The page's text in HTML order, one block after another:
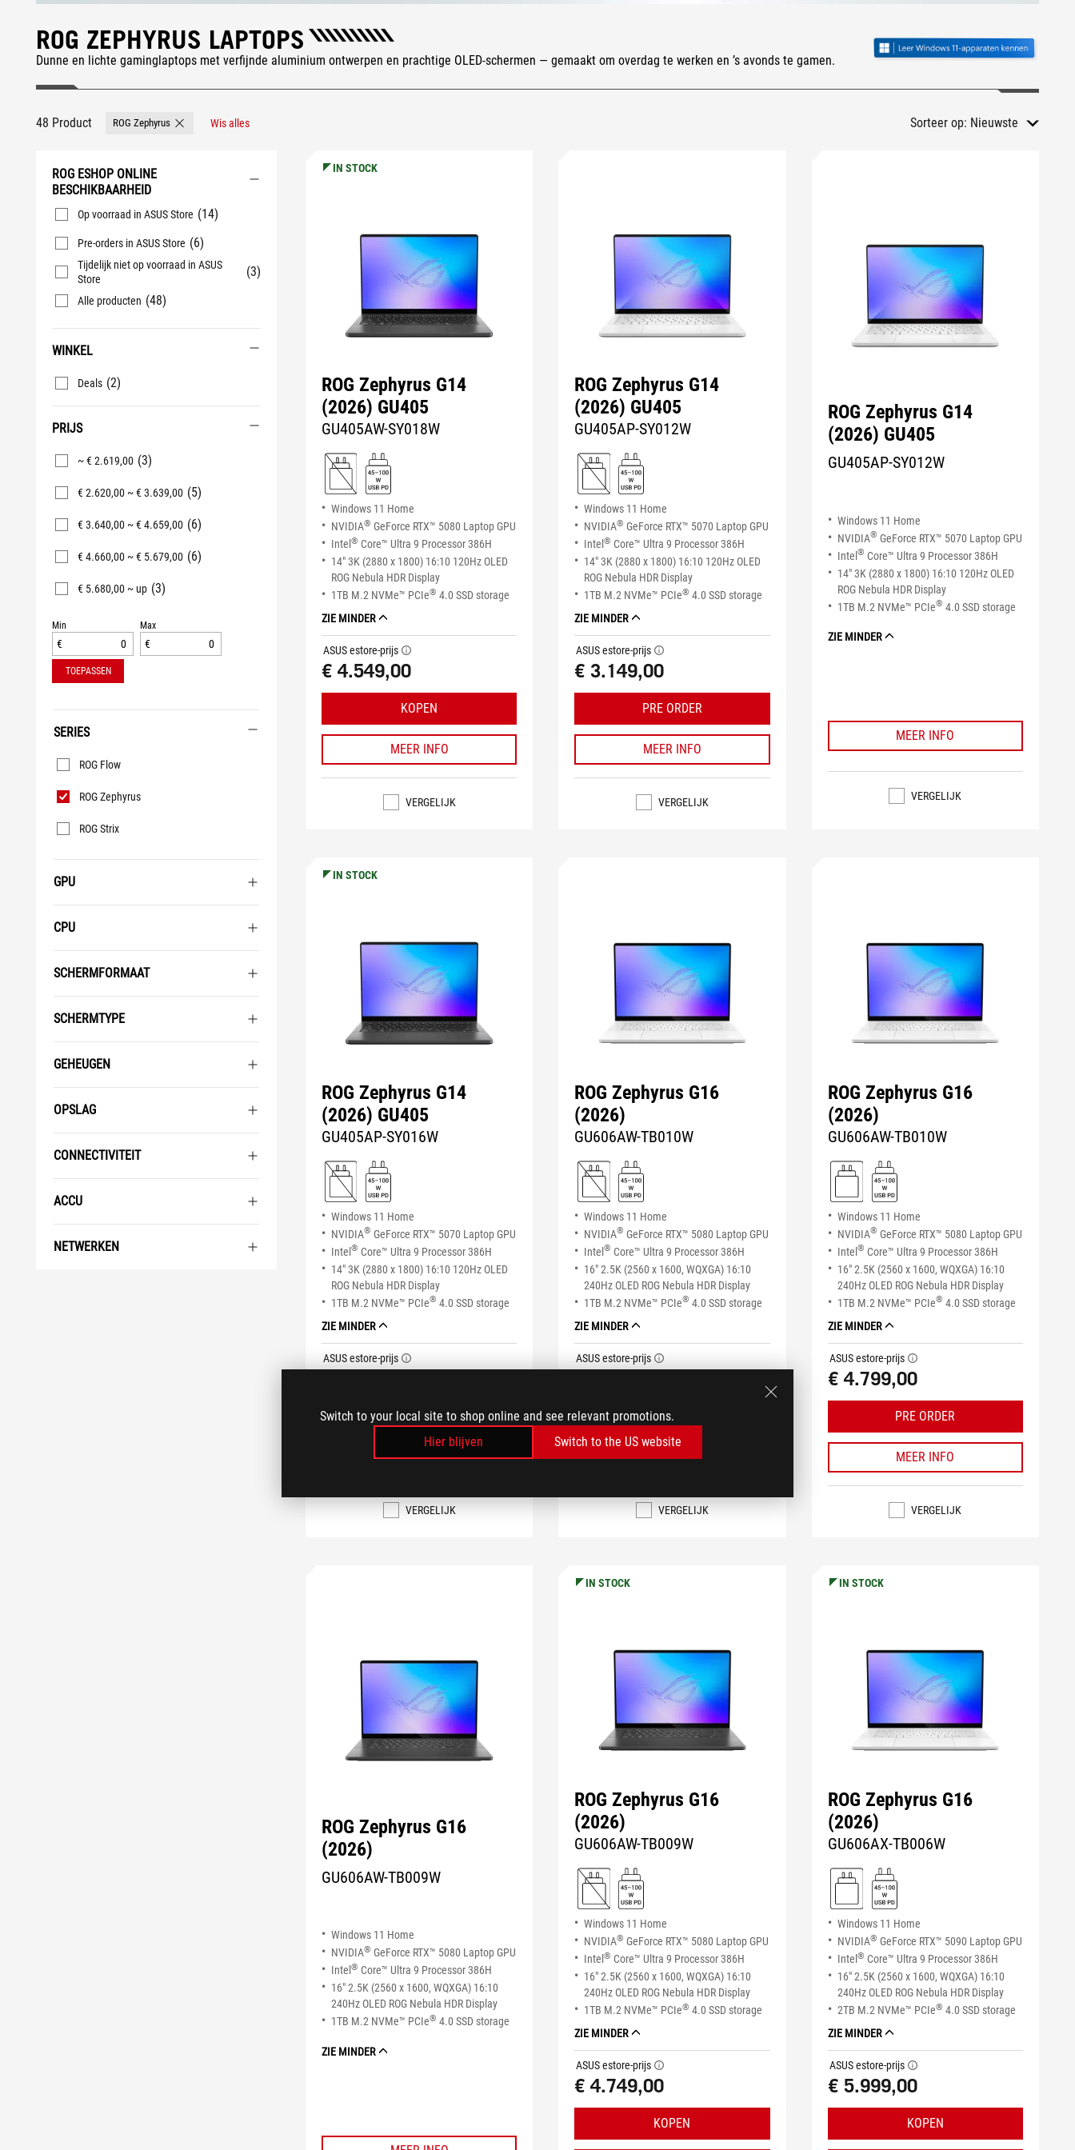
Switch to your local site to shop online and see relevant promotions.
Hier blijven
Switch to the US website
ROG ZEPHYRUS LAPTOPS
Dunne en lichte gaminglaptops met verfijnde aluminium ontwerpen en prachtige OLED-schermen — gemaakt om overdag te werken en ’s avonds te gamen.
48 Product ROG Zephyrus Remove ROG Zephyrus
Wis alles Sorteer op: Nieuwste
ROG ESHOP ONLINE
BESCHIKBAARHEID
Op voorraad in ASUS Store (14)
Pre-orders in ASUS Store (6)
Tijdelijk niet op voorraad in ASUS
Store
(3)
Alle producten (48)
WINKEL
Deals (2)
PRIJS
~ € 2.619,00 (3)
€ 2.620,00 ~ € 3.639,00 (5)
€ 3.640,00 ~ € 4.659,00 (6)
€ 4.660,00 ~ € 5.679,00 (6)
€ 5.680,00 ~ up (3)
Min
€
Max
€
TOEPASSEN
SERIES
Series
ROG Flow
ROG Zephyrus
ROG Strix
GPU
CPU
SCHERMFORMAAT
SCHERMTYPE
GEHEUGEN
OPSLAG
CONNECTIVITEIT
ACCU
NETWERKEN
IN STOCK
ROG Zephyrus G14
(2026) GU405
GU405AW-SY018W
Windows 11 Home
NVIDIA® GeForce RTX™ 5080 Laptop GPU
Intel ® Core™ Ultra 9 Processor 386H
14" 3K (2880 x 1800) 16:10 120Hz OLED
ROG Nebula HDR Display
1TB M.2 NVMe™ PCIe® 4.0 SSD storage
ZIE MINDER
ASUS estore-prijs tooltip
€ 4.549,00
KOPEN
MEER INFO
VERGELIJK
ROG Zephyrus G14
(2026) GU405
GU405AP-SY012W
Windows 11 Home
NVIDIA® GeForce RTX™ 5070 Laptop GPU
Intel® Core™ Ultra 9 Processor 386H
14" 3K (2880 x 1800) 16:10 120Hz OLED
ROG Nebula HDR Display
1TB M.2 NVMe™ PCIe® 4.0 SSD storage
ZIE MINDER
ASUS estore-prijs tooltip
€ 3.149,00
PRE ORDER
MEER INFO
VERGELIJK
ROG Zephyrus G14
(2026) GU405
GU405AP-SY012W
Windows 11 Home
NVIDIA® GeForce RTX™ 5070 Laptop GPU
Intel® Core™ Ultra 9 Processor 386H
14" 3K (2880 x 1800) 16:10 120Hz OLED
ROG Nebula HDR Display
1TB M.2 NVMe™ PCIe® 4.0 SSD storage
ZIE MINDER
MEER INFO
VERGELIJK
IN STOCK
ROG Zephyrus G14
(2026) GU405
GU405AP-SY016W
Windows 11 Home
NVIDIA® GeForce RTX™ 5070 Laptop GPU
Intel ® Core™ Ultra 9 Processor 386H
14" 3K (2880 x 1800) 16:10 120Hz OLED
ROG Nebula HDR Display
1TB M.2 NVMe™ PCIe® 4.0 SSD storage
ZIE MINDER
ASUS estore-prijs tooltip
KOPEN
MEER INFO
VERGELIJK
ROG Zephyrus G16
(2026)
GU606AW-TB010W
Windows 11 Home
NVIDIA® GeForce RTX™ 5080 Laptop GPU
Intel® Core™ Ultra 9 Processor 386H
16" 2.5K (2560 x 1600, WQXGA) 16:10
240Hz OLED ROG Nebula HDR Display
1TB M.2 NVMe™ PCIe® 4.0 SSD storage
ZIE MINDER
ASUS estore-prijs tooltip
PRE ORDER
MEER INFO
VERGELIJK
ROG Zephyrus G16
(2026)
GU606AW-TB010W
Windows 11 Home
NVIDIA® GeForce RTX™ 5080 Laptop GPU
Intel ® Core™ Ultra 9 Processor 386H
16" 2.5K (2560 x 1600, WQXGA) 16:10
240Hz OLED ROG Nebula HDR Display
1TB M.2 NVMe™ PCIe® 4.0 SSD storage
ZIE MINDER
ASUS estore-prijs tooltip
€ 4.799,00
PRE ORDER
MEER INFO
VERGELIJK
ROG Zephyrus G16
(2026)
GU606AW-TB009W
Windows 11 Home
NVIDIA® GeForce RTX™ 5080 Laptop GPU
Intel ® Core™ Ultra 9 Processor 386H
16" 2.5K (2560 x 1600, WQXGA) 16:10
240Hz OLED ROG Nebula HDR Display
1TB M.2 NVMe™ PCIe® 4.0 SSD storage
ZIE MINDER
IN STOCK
ROG Zephyrus G16
(2026)
GU606AW-TB009W
Windows 11 Home
NVIDIA® GeForce RTX™ 5080 Laptop GPU
Intel® Core™ Ultra 9 Processor 386H
16" 2.5K (2560 x 1600, WQXGA) 16:10
240Hz OLED ROG Nebula HDR Display
1TB M.2 NVMe™ PCIe® 4.0 SSD storage
ZIE MINDER
ASUS estore-prijs tooltip
€ 4.749,00
KOPEN
IN STOCK
ROG Zephyrus G16
(2026)
GU606AX-TB006W
Windows 11 Home
NVIDIA® GeForce RTX™ 5090 Laptop GPU
Intel ® Core™ Ultra 9 Processor 386H
16" 2.5K (2560 x 1600, WQXGA) 16:10
240Hz OLED ROG Nebula HDR Display
2TB M.2 NVMe™ PCIe® 4.0 SSD storage
ZIE MINDER
ASUS estore-prijs tooltip
€ 5.999,00
KOPEN